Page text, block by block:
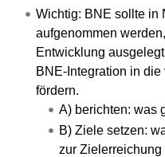
Wichtig: BNE sollte in
aufgenommen
Entwicklung
BNE-Integration in
fördern.
A) berichten: was
B) Ziele setzen:
zur Zielerreichung